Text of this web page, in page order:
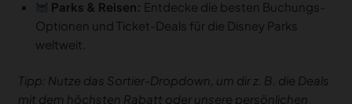
Parks & Reisen: Entdecke die besten Buchungs-
Optionen und Ticket-Deals für die Disney Parks
weltweit.
Tipp: Nutze das Sortier-Dropdown, um dir z. B. die Deals
mit dem höchsten Rabatt oder unsere persönlichen